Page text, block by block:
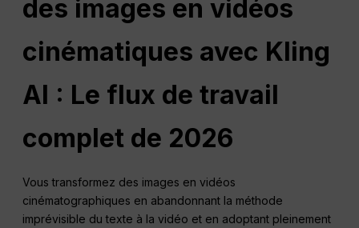
des images en vidéos
cinématiques avec Kling
AI : Le flux de travail
complet de 2026
Vous transformez des images en vidéos
cinématographiques en abandonnant la méthode
imprévisible du texte à la vidéo et en adoptant pleinement